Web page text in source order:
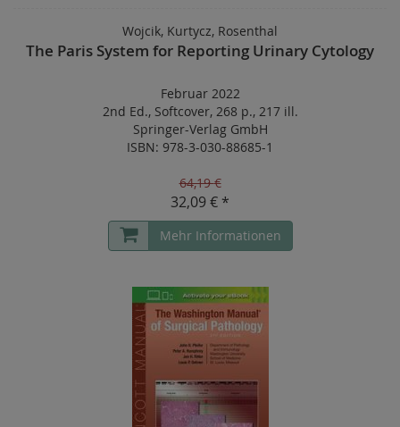
Wojcik, Kurtycz, Rosenthal
The Paris System for Reporting Urinary Cytology
Februar 2022
2nd Ed., Softcover, 268 p., 217 ill.
Springer-Verlag GmbH
ISBN: 978-3-030-88685-1
64,19€
32,09 € *
Mehr Informationen